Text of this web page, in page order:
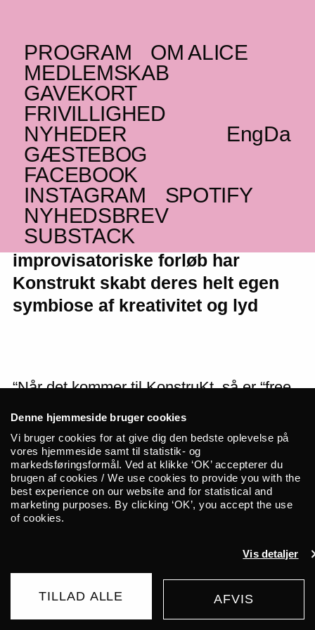
Denne hjemmeside bruger cookies
Vi bruger cookies for at give dig den bedste oplevelse på
vores hjemmeside samt til statistik- og
markedsføringsformål. Ved at klikke ‘OK’ accepterer du
brugen af cookies / We use cookies to provide you with the
best experience on our website and for statistical and
marketing purposes. By clicking ‘OK’, you accept the use
of cookies.
Vis detaljer
TILLAD ALLE AFVIS
PROGRAM
OM ALICE
MEDLEMSKAB
GAVEKORT
FRIVILLIGHED
NYHEDER
Da
Eng
GÆSTEBOG
FACEBOOK
INSTAGRAM
SPOTIFY
NYHEDSBREV
SUBSTACK
TORSDAG _23.08.18
Konstrukt(TR)
Freejazz
Med energien fra Istanbuls rave-
scene, sensibiliteten fra tyrkisk
folkemusik og free jazzens
improvisatoriske forløb har
Konstrukt skabt deres helt egen
symbiose af kreativitet og lyd
“Når det kommer til KonstruKt, så er “free
slogan. Det er et ideal, en tilgang, en
symbiose af kreativitet og lyd, der udvikler
sig og blomstrer op.” Sådan skriver Mark
Corroto meget præcist om den tyrkiske
free music-gruppe Konstrukt. Men
Konstrukt er mere end bare en gruppe. Det
konstellationer bliver ved med at skubbe
KonstuKt ud i nye lyduniverser og
projekter.